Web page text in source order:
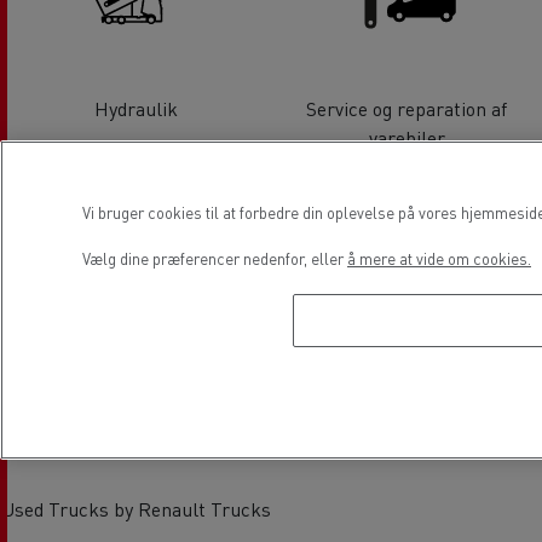
Hydraulik
Service og reparation af
varebiler
Used Trucks by Renault Trucks
Vi bruger cookies til at forbedre din oplevelse på vores
Vælg dine præferencer nedenfor, eller å mere at vide om cookies.